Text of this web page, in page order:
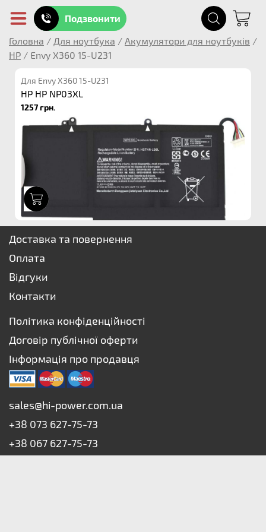
Подзвонити
Головна / Для ноутбука / Акумулятори для ноутбуків /
HP / Envy X360 15-U231
Для Envy X360 15-U231
HP HP NP03XL
1257 грн.
Доставка та повернення
Оплата
Відгуки
Контакти
Політика конфіденційності
Договір публічної оферти
Інформація про продавця
sales@hi-power.com.ua
+38 073 627-75-73
+38 067 627-75-73